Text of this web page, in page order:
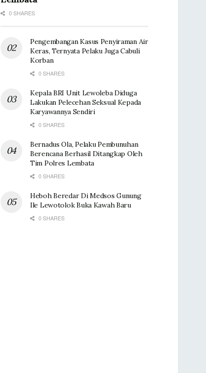
0 SHARES
Pengembangan Kasus Penyiraman Air
Keras, Ternyata Pelaku Juga Cabuli
Korban
0 SHARES
Kepala BRI Unit Lewoleba Diduga
Lakukan Pelecehan Seksual Kepada
Karyawannya Sendiri
0 SHARES
Bernadus Ola, Pelaku Pembunuhan
Berencana Berhasil Ditangkap Oleh
Tim Polres Lembata
0 SHARES
Heboh Beredar Di Medsos Gunung
Ile Lewotolok Buka Kawah Baru
0 SHARES